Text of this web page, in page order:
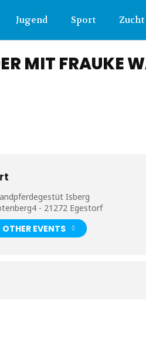
Jugend Sport Zucht
MIT FRAUKE
Isberg
- 21272 Egestorf
OTHER EVENTS